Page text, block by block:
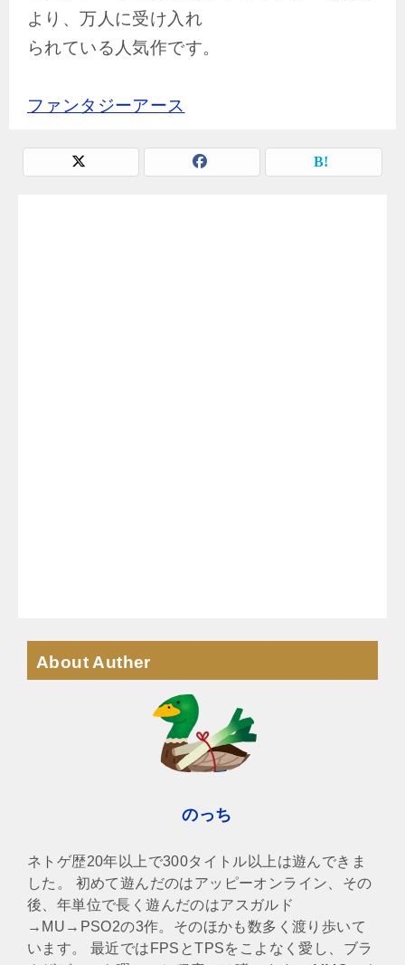
より、万人に受け入れ
られている人気作です。
ファンタジーアース
About Auther
のっち
ネトゲ歴20年以上で300タイトル以上は遊んできま
した。 初めて遊んだのはアッピーオンライン、その
後、年単位で長く遊んだのはアスガルド
→MU→PSO2の3作。そのほかも数多く渡り歩いて
います。 最近ではFPSとTPSをこよなく愛し、ブラ